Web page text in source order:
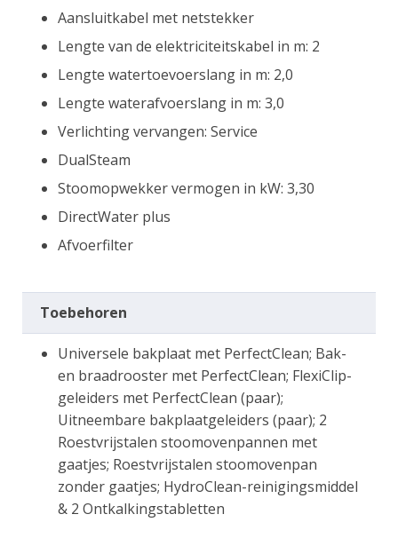
Aansluitkabel met netstekker
Lengte van de elektriciteitskabel in m: 2
Lengte watertoevoerslang in m: 2,0
Lengte waterafvoerslang in m: 3,0
Verlichting vervangen: Service
DualSteam
Stoomopwekker vermogen in kW: 3,30
DirectWater plus
Afvoerfilter
Toebehoren
Universele bakplaat met PerfectClean; Bak-
en braadrooster met PerfectClean; FlexiClip-
geleiders met PerfectClean (paar);
Uitneembare bakplaatgeleiders (paar); 2
Roestvrijstalen stoomovenpannen met
gaatjes; Roestvrijstalen stoomovenpan
zonder gaatjes; HydroClean-reinigingsmiddel
& 2 Ontkalkingstabletten